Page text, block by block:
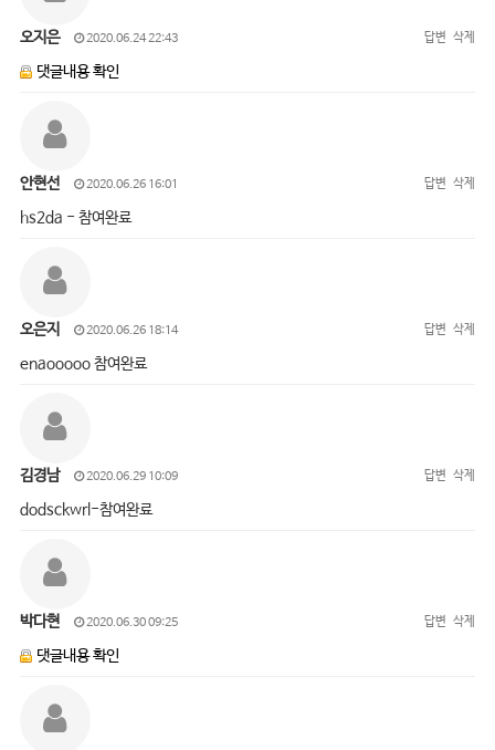
오지은 2020.06.24 22:43 답변 삭제
댓글내용 확인
안현선 2020.06.26 16:01 답변 삭제
hs2da - 참여완료
오은지 2020.06.26 18:14 답변 삭제
enaooooo 참여완료
김경남 2020.06.29 10:09 답변 삭제
dodsckwrl-참여완료
박다현 2020.06.30 09:25 답변 삭제
댓글내용 확인